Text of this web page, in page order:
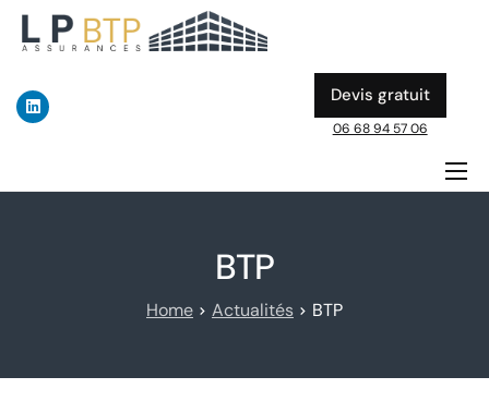
Devis gratuit
06 68 94 57 06
BTP
Home Actualités BTP